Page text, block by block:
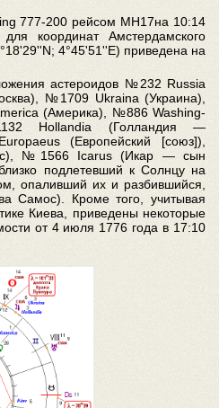
777-200 рейсом МН17на 10:14
координат Амстердамского
4°45'51''E) приведена на
астероидов №232 Russia
№1709 Ukraina (Украина),
(Америка), №886 Washing-
Hollandia (Голландия —
(Европейский [союз]),
№1566 Icarus (Икар — сын
подлетевший к Солнцу на
опаливший их и разбившийся,
Самос). Кроме того, учитывая
Киева, приведены некоторые
от 4 июля 1776 года в 17:10